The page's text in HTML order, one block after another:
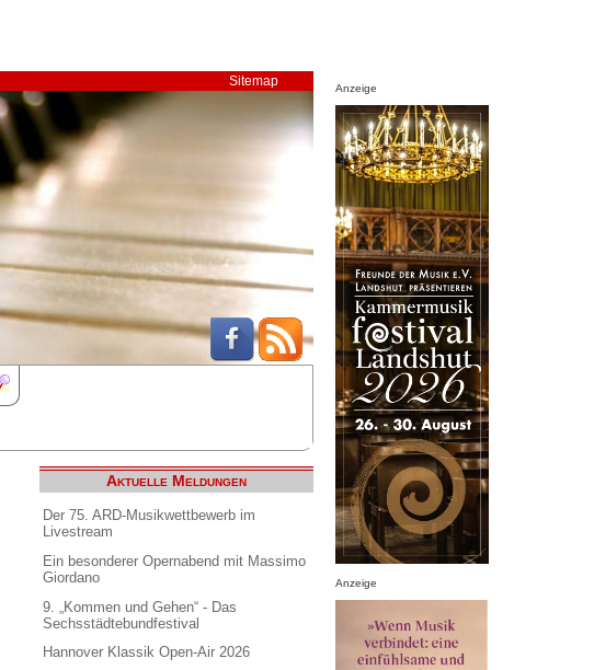
Sitemap
Aktuelle Meldungen
Der 75. ARD-Musikwettbewerb im
Livestream
Ein besonderer Opernabend mit Massimo
Giordano
9. „Kommen und Gehen“ - Das
Sechsstädtebundfestival
Hannover Klassik Open-Air 2026
Anzeige
Anzeige